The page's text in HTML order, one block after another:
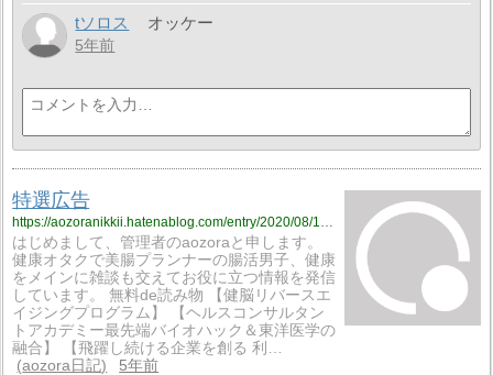
tソロス オッケー
5年前
特選広告
https://aozoranikkii.hatenablog.com/entry/2020/08/13/000000
はじめまして、管理者のaozoraと申します。
健康オタクで美腸プランナーの腸活男子、健康
をメインに雑談も交えてお役に立つ情報を発信
しています。 無料de読み物 【健脳リバースエ
イジングプログラム】 【ヘルスコンサルタン
トアカデミー最先端バイオハック＆東洋医学の
融合】 【飛躍し続ける企業を創る 利…
aozora日記
5年前